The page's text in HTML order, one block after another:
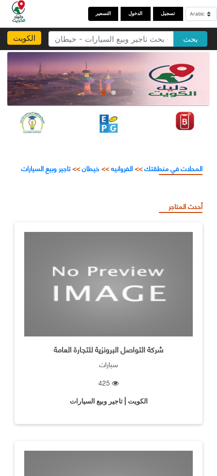
التسعير الدخول تسجيل
الكويت بحث
المحلات في منطقتك>>الفروانيه>>خيطان>>تاجير وبيع السيارات
أحدث المتاجر
شركة التواصل البرونزية للتجارة العامة
سيارات
الكويت | تاجير وبيع السيارات